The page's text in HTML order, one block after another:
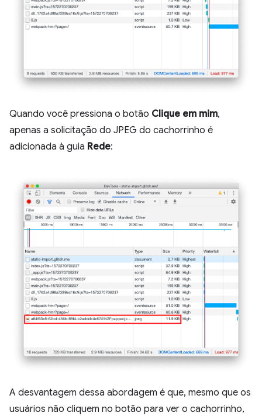
Quando você pressiona o botão Clique em mim,
apenas a solicitação do JPEG do cachorrinho é
adicionada à guia Rede:
A desvantagem dessa abordagem é que, mesmo que os
usuários não cliquem no botão para ver o cachorrinho,